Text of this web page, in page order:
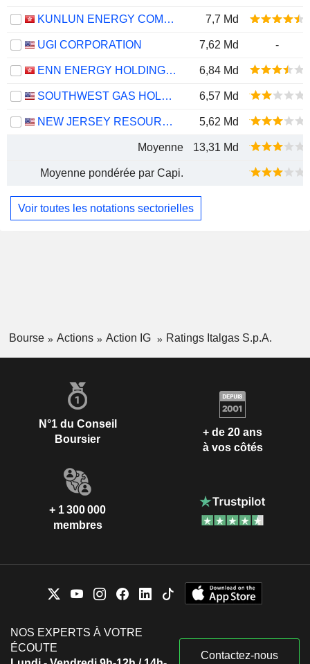
KUNLUN ENERGY COMPANY LIMITED 7,7 Md
UGI CORPORATION 7,62 Md -
ENN ENERGY HOLDINGS LIMITED 6,84 Md
SOUTHWEST GAS HOLDINGS, INC. 6,57 Md
NEW JERSEY RESOURCES CORPORATION 5,62 Md
Moyenne 13,31 Md
Moyenne pondérée par Capi.
Voir toutes les notations sectorielles
Bourse Actions Action IG Ratings Italgas S.p.A.
N°1 du Conseil
Boursier
+ de 20 ans
à vos côtés
+ 1 300 000
membres
NOS EXPERTS À VOTRE
ÉCOUTE
Contactez-nous